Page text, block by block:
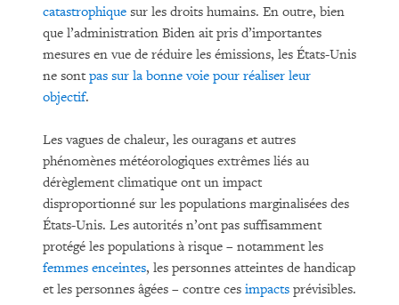
catastrophique sur les droits humains. En outre, bien
que l’administration Biden ait pris d’importantes
mesures en vue de réduire les émissions, les États-Unis
ne sont pas sur la bonne voie pour réaliser leur
objectif.
Les vagues de chaleur, les ouragans et autres
phénomènes météorologiques extrêmes liés au
dérèglement climatique ont un impact
disproportionné sur les populations marginalisées des
États-Unis. Les autorités n’ont pas suffisamment
protégé les populations à risque – notamment les
femmes enceintes, les personnes atteintes de handicap
et les personnes âgées – contre ces impacts prévisibles.